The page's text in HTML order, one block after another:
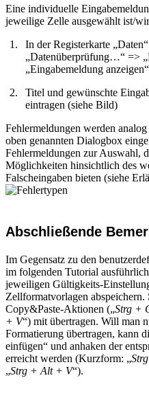
Eine individuelle
jeweilige Zelle ausgewählt ist/
In der Registerkarte
„Datenüberprüfung…“ =>
„Eingabemeldung
Titel und gewünschte
eintragen (siehe Bild)
Fehlermeldungen werden
oben genannten Dialogbox
Fehlermeldungen zur Auswahl,
Möglichkeiten hinsichtlich des
Falscheingaben bieten (siehe
Abschließende
Im Gegensatz zu den
im folgenden Tutorial
jeweiligen Gültigkeits-
Zellformatvorlagen
Copy&Paste-Aktionen („Strg +
+ V“) mit übertragen. Will man
Formatierung übertragen, kann
einfügen“ und anhaken der
erreicht werden (Kurzform: „
„Strg + Alt + V“).